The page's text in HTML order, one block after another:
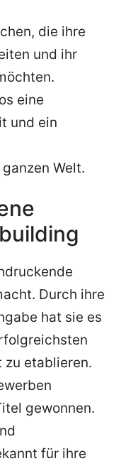
die ihre
und ihr
eine
und ein
Welt.
Durch ihre
hat sie es
etablieren.
gewonnen.
für ihre